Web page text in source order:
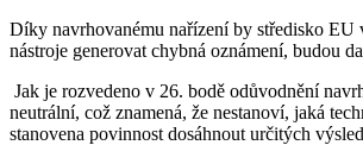
Díky navrhovanému nařízení by středisko
nástroje generovat chybná oznámení, budou
Jak je rozvedeno v 26. bodě odůvodnění
neutrální, což znamená, že nestanoví, jaká
stanovena povinnost dosáhnout určitých